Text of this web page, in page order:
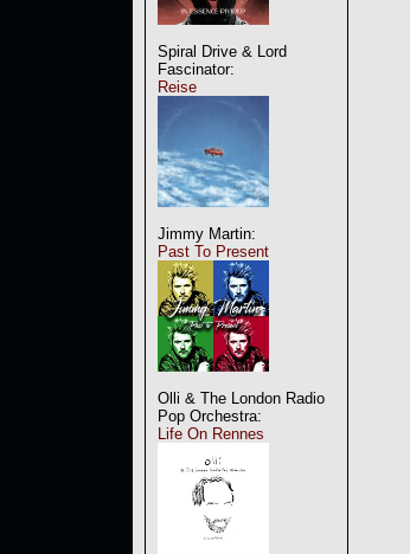
Spiral Drive & Lord
Fascinator:
Reise
Jimmy Martin:
Past To Present
Olli & The London Radio
Pop Orchestra:
Life On Rennes